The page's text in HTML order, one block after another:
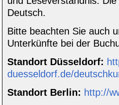
Deutsch.
Bitte beachten Sie auch
Unterkünfte bei der
Standort Düsseldorf:
duesseldorf.de/
Standort Berlin: http://